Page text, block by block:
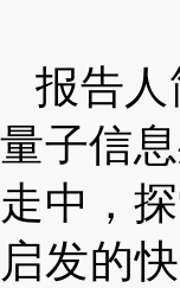
报告
量子信
走中，
启发的